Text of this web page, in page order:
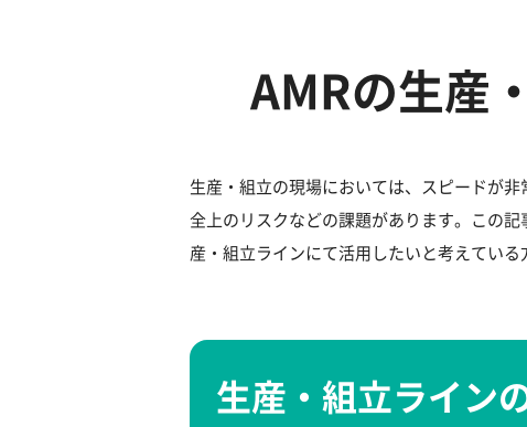
AMRの生産
生産・組立の現場においては、スピードが
全上のリスクなどの課題があります。この
産・組立ラインにて活用したいと考えている
生産・組立ライン